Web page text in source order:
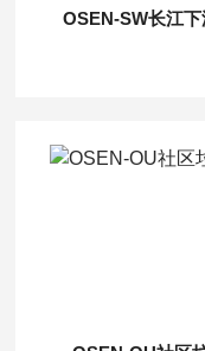
OSEN-SW长江